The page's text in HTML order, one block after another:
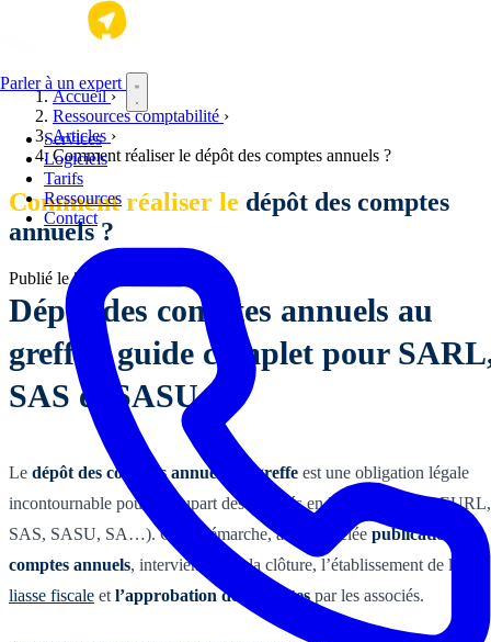
Aller au contenu principal
Parler à un expert
Services
Logiciels
Tarifs
Ressources
Contact
Accueil›
Ressources comptabilité ›
Articles ›
Comment réaliser le dépôt des comptes annuels ?
Comment réaliser le dépôt des comptes
annuels ?
Publié le31 mars 2026
Dépôt des comptes annuels au
greffe : guide complet pour
SAS et SASU
Le dépôt des comptes annuels au greffe est une obligation légale
incontournable pour la plupart des sociétés en France (SARL, EURL,
SAS, SASU, SA…). Cette démarche, aussi appelée publication des
comptes annuels, intervient après la clôture, l’établissement de la
liasse fiscale et l’approbation des comptes par les associés.